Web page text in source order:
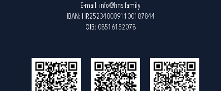
E-mail: info@hns.family
IBAN: HR2523400091100187844
OIB: 08516152078